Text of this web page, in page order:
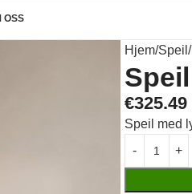
OSS
Hjem Speil
€325.49
Speil med